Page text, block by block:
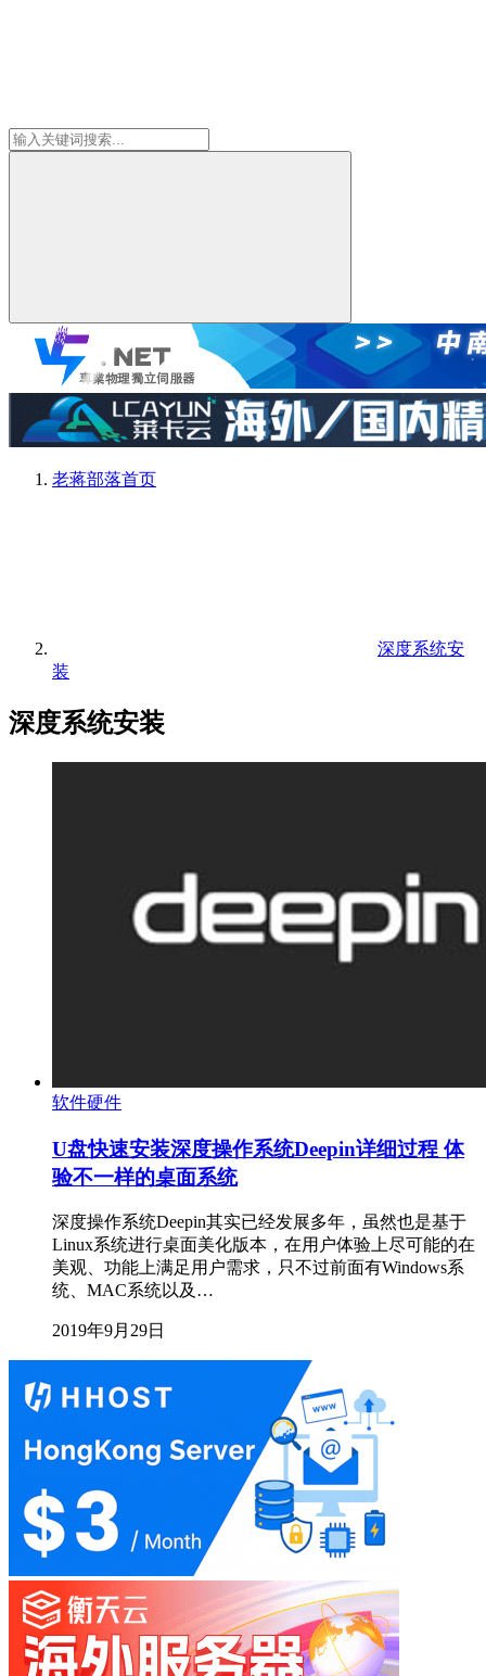
老蒋部落首页
深度系统安
装
深度系统安装
软件硬件
U盘快速安装深度操作系统Deepin详细过程 体
验不一样的桌面系统
深度操作系统Deepin其实已经发展多年，虽然也是基于
Linux系统进行桌面美化版本，在用户体验上尽可能的在
美观、功能上满足用户需求，只不过前面有Windows系
统、MAC系统以及…
2019年9月29日